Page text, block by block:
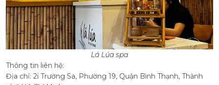
Lá Lúa spa
Thông tin liên hệ:
Địa chỉ: 2i Trường Sa, Phường 19, Quận Bình Thạnh, Thành